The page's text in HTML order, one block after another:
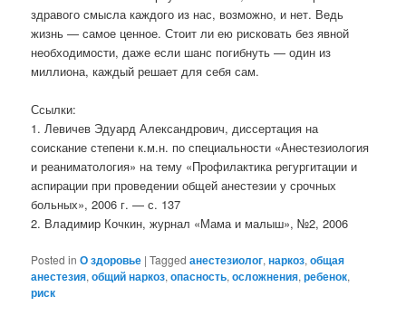
здравого смысла каждого из нас, возможно, и нет. Ведь
жизнь — самое ценное. Стоит ли ею рисковать без явной
необходимости, даже если шанс погибнуть — один из
миллиона, каждый решает для себя сам.
Ссылки:
1. Левичев Эдуард Александрович, диссертация на
соискание степени к.м.н. по специальности «Анестезиология
и реаниматология» на тему «Профилактика регургитации и
аспирации при проведении общей анестезии у срочных
больных», 2006 г. — с. 137
2. Владимир Кочкин, журнал «Мама и малыш», №2, 2006
Posted in О здоровье |Tagged анестезиолог,наркоз,общая
анестезия,общий наркоз,опасность,осложнения,ребенок,
риск